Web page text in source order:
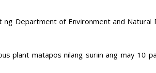
Department of Environment and Natural
plant matapos nilang suriin ang may 10